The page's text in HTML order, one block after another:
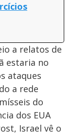
a relatos de
estaria no
ataques
a rede
do
dos EUA
Israel vê o